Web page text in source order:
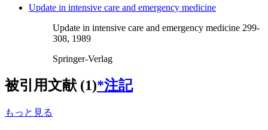
Update in intensive care and emergency medicine
Update in intensive care and emergency medicine 299-
308, 1989
Springer-Verlag
被引用文献 (1)*注記
もっと見る